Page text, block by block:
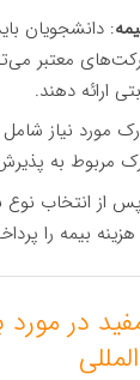
: دانشجویان
معتبر
ارائه دهند.
مورد نیاز
مربوط به
از انتخاب نوع
بیمه را
در مورد